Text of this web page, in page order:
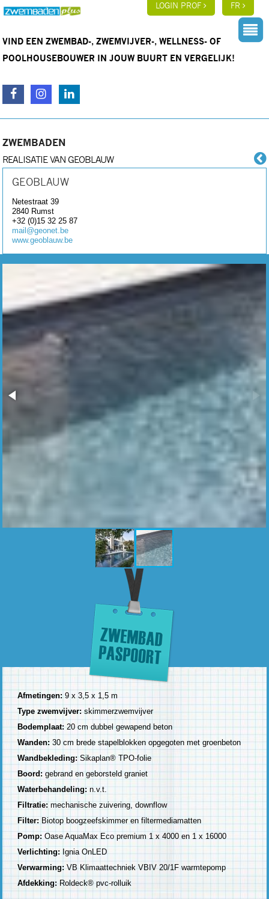
LOGIN PROF FR
VIND EEN ZWEMBAD-, ZWEMVIJVER-, WELLNESS- OF
POOLHOUSEBOUWER IN JOUW BUURT EN VERGELIJK!
ZWEMBADEN
REALISATIE VAN GEOBLAUW
GEOBLAUW
Netestraat 39
2840 Rumst
+32 (0)15 32 25 87
mail@geonet.be
www.geoblauw.be
Afmetingen:9 x 3,5 x 1,5 m
Type zwemvijver:skimmerzwemvijver
Bodemplaat: 20 cm dubbel gewapend beton
Wanden:30 cm brede stapelblokken opgegoten met groenbeton
Wandbekleding:Sikaplan® TPO-folie
Boord:gebrand en geborsteld graniet
Waterbehandeling:n.v.t.
Filtratie:mechanische zuivering, downflow
Filter: Biotop boogzeefskimmer en filtermediamatten
Pomp:Oase AquaMax Eco premium 1 x 4000 en 1 x 16000
Verlichting:Ignia OnLED
Verwarming:VB Klimaattechniek VBIV 20/1F warmtepomp
Afdekking: Roldeck® pvc-rolluik